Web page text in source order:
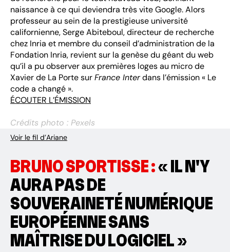
naissance à ce qui deviendra très vite Google. Alors
professeur au sein de la prestigieuse université
californienne, Serge Abiteboul, directeur de recherche
chez Inria et membre du conseil d’administration de la
Fondation Inria, revient sur la genèse du géant du web
qu’il a pu observer aux premières loges au micro de
Xavier de La Porte surFrance Interdans l’émission « Le
code a changé ».
ÉCOUTER L’ÉMISSION
Crédits photo : Pexels
Voir le fil d’Ariane
BRUNO SPORTISSE :« IL N'Y
AURA PAS DE
SOUVERAINETÉ NUMÉRIQUE
EUROPÉENNE SANS
MAÎTRISE DU LOGICIEL »